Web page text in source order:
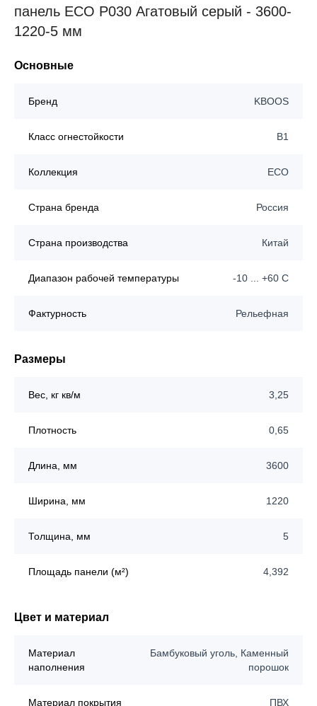
панель ECO P030 Агатовый серый - 3600-
1220-5 мм
Основные
Бренд KBOOS
Класс огнестойкости B1
Коллекция ECO
Страна бренда Россия
Страна производства Китай
Диапазон рабочей температуры -10 ... +60 C
Фактурность Рельефная
Размеры
Вес, кг кв/м 3,25
Плотность 0,65
Длина, мм 3600
Ширина, мм 1220
Толщина, мм 5
Площадь панели (м²) 4,392
Цвет и материал
Материал
наполнения
Бамбуковый уголь, Каменный
порошок
Материал покрытия ПВХ